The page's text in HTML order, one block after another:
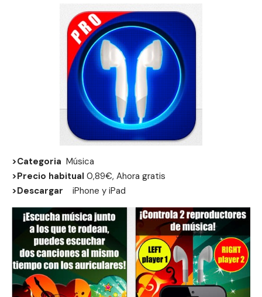
>Categoria Música
>Precio habitual 0,89€, Ahora gratis
>Descargar iPhone y iPad